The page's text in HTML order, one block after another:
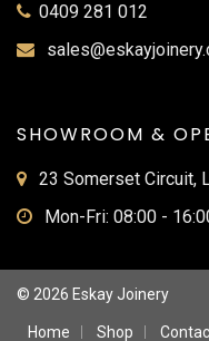
0409 281 012
SHOWROOM &
23 Somerset Circuit,
Mon-Fri: 08:00 -
© 2026 Eskay Joinery
Home Shop